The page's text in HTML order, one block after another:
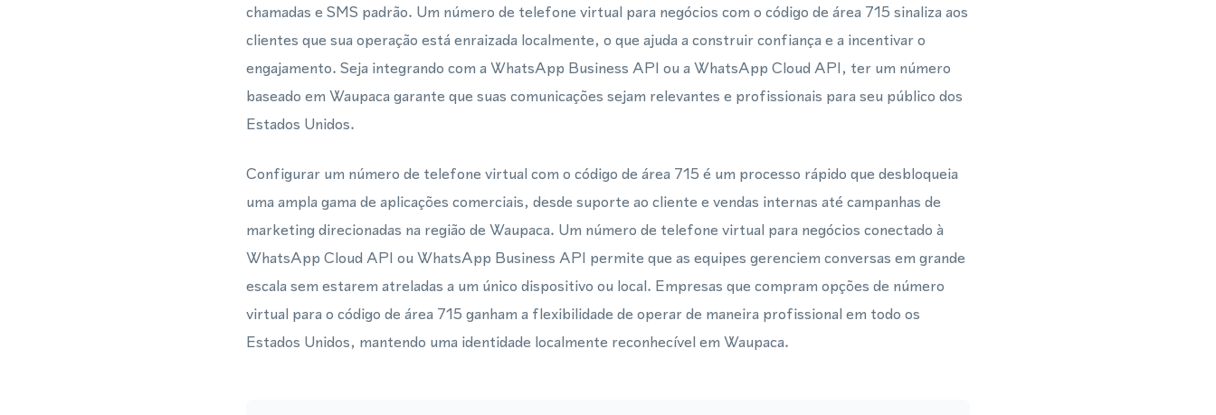
chamadas e SMS padrão. Um número de telefone virtual para negócios com o código de área 715 sinaliza aos
clientes que sua operação está enraizada localmente, o que ajuda a construir confiança e a incentivar o
engajamento. Seja integrando com a WhatsApp Business API ou a WhatsApp Cloud API, ter um número
baseado em Waupaca garante que suas comunicações sejam relevantes e profissionais para seu público dos
Estados Unidos.
Configurar um número de telefone virtual com o código de área 715 é um processo rápido que desbloqueia
uma ampla gama de aplicações comerciais, desde suporte ao cliente e vendas internas até campanhas de
marketing direcionadas na região de Waupaca. Um número de telefone virtual para negócios conectado à
WhatsApp Cloud API ou WhatsApp Business API permite que as equipes gerenciem conversas em grande
escala sem estarem atreladas a um único dispositivo ou local. Empresas que compram opções de número
virtual para o código de área 715 ganham a flexibilidade de operar de maneira profissional em todo os
Estados Unidos, mantendo uma identidade localmente reconhecível em Waupaca.